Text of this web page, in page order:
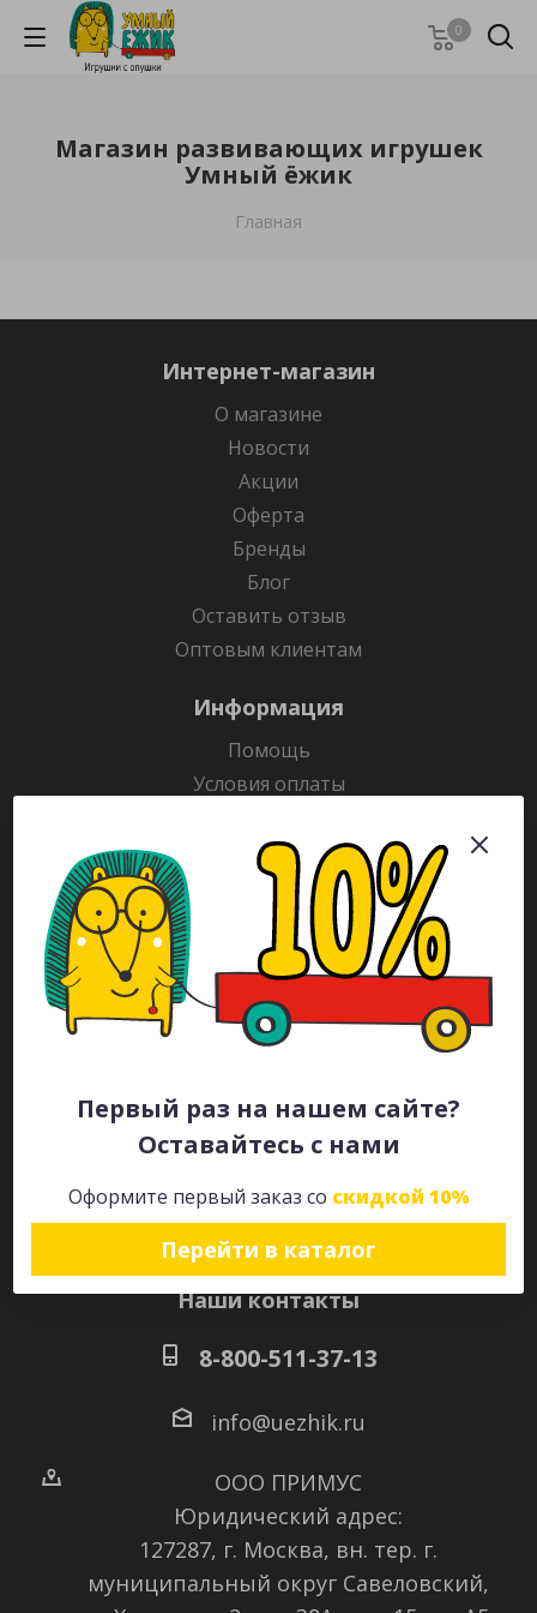
Первый раз на нашем сайте?
Оставайтесь с нами
Оформите первый заказ со скидкой 10%
Перейти в каталог
0
Магазин развивающих игрушек
Умный ёжик
Главная
Интернет-магазин
О магазине
Новости
Акции
Оферта
Бренды
Блог
Оставить отзыв
Оптовым клиентам
Информация
Помощь
Условия оплаты
Гарантия на товар
Раскраски
Рекламодателям
Каталог
Будьте всегда в курсе!
Наши контакты
8-800-511-37-13
info@uezhik.ru
ООО ПРИМУС
Юридический адрес:
127287, г. Москва, вн. тер. г.
муниципальный округ Савеловский,